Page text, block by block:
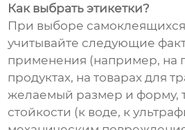
Как выбрать этикетки?
При выборе самоклеящихся
учитывайте следующие
применения (например, на
продуктах, на товарах для
желаемый размер и форму,
стойкости (к воде, к